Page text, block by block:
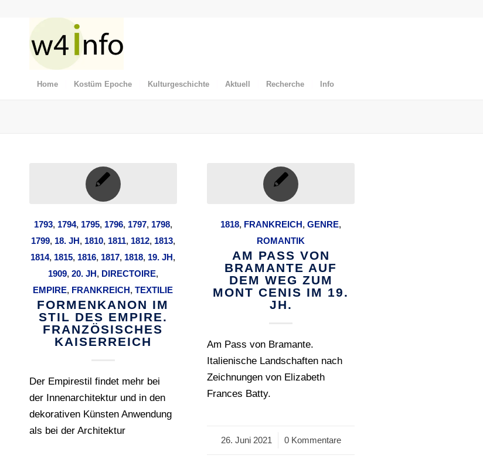
Home Kostüm Epoche Kulturgeschichte Aktuell Recherche Info
1793, 1794, 1795, 1796, 1797, 1798,
1799, 18. JH, 1810, 1811, 1812, 1813,
1814, 1815, 1816, 1817, 1818, 19. JH,
1909, 20. JH, DIRECTOIRE,
EMPIRE, FRANKREICH,TEXTILIE
FORMENKANON IM
STIL DES EMPIRE.
FRANZÖSISCHES
KAISERREICH
Der Empirestil findet mehr bei
der Innenarchitektur und in den
dekorativen Künsten Anwendung
als bei der Architektur
1818, FRANKREICH,GENRE,
ROMANTIK
AM PASS VON
BRAMANTE AUF
DEM WEG ZUM
MONT CENIS IM 19.
JH.
Am Pass von Bramante.
Italienische Landschaften nach
Zeichnungen von Elizabeth
Frances Batty.
26. Juni 2021
/ 0 Kommentare